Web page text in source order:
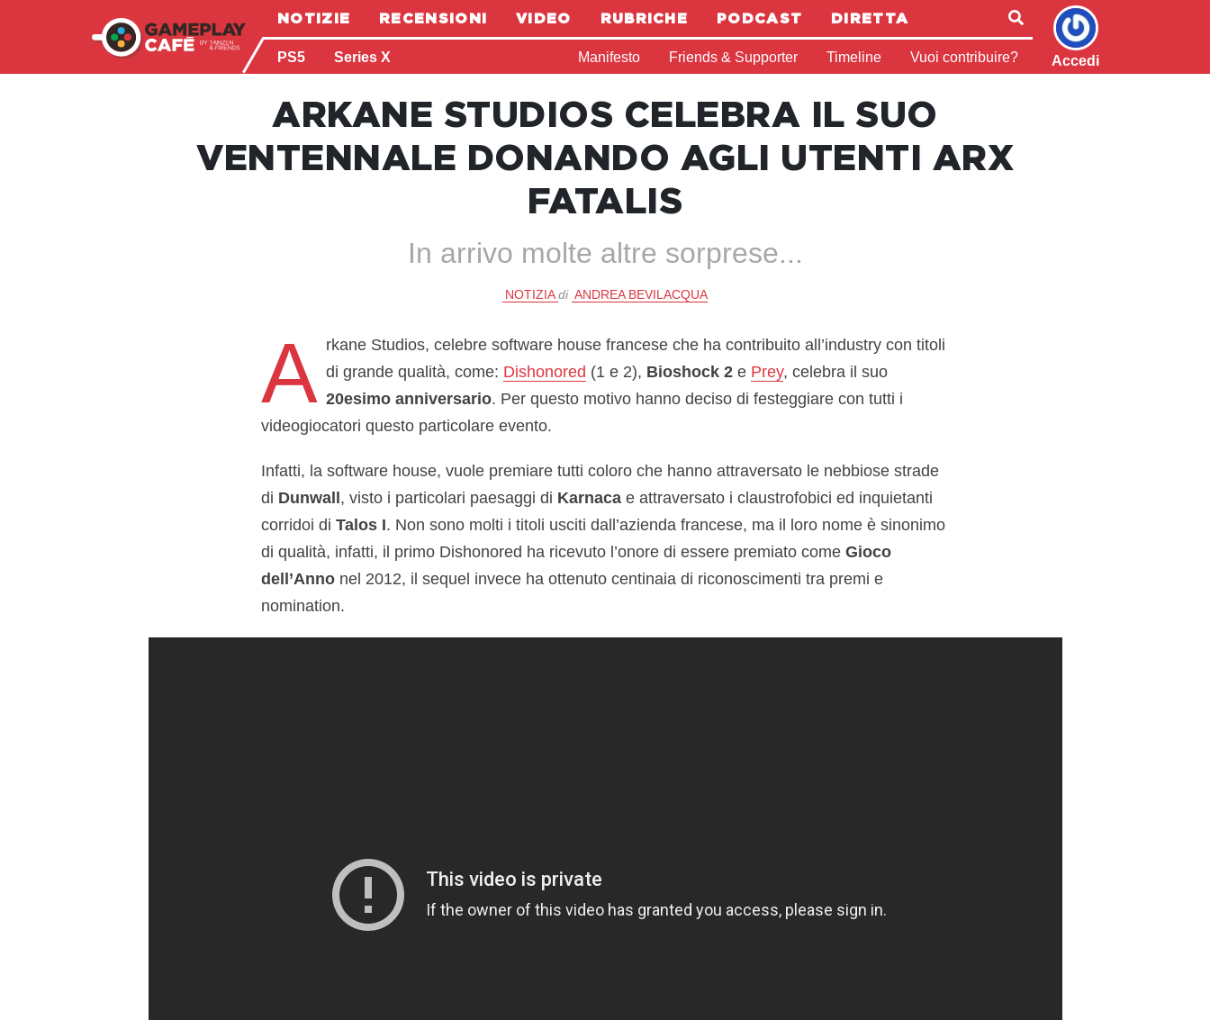
NOTIZIE RECENSIONI VIDEO RUBRICHE PODCAST DIRETTA
PS5 Series X Manifesto Friends & Supporter Timeline Vuoi contribuire? Accedi
ARKANE STUDIOS CELEBRA IL SUO
VENTENNALE DONANDO AGLI UTENTI ARX
FATALIS
In arrivo molte altre sorprese...
NOTIZIA di ANDREA BEVILACQUA
A rkane Studios, celebre software house francese che ha contribuito all’industry con titoli
di grande qualità, come: Dishonored (1 e 2), Bioshock 2e Prey, celebra il suo
20esimo anniversario. Per questo motivo hanno deciso di festeggiare con tutti i
videogiocatori questo particolare evento.
Infatti, la software house, vuole premiare tutti coloro che hanno attraversato le nebbiose strade
di Dunwall , visto i particolari paesaggi di Karnacae attraversato i claustrofobici ed inquietanti
corridoi di Talos I. Non sono molti i titoli usciti dall’azienda francese, ma il loro nome è sinonimo
di qualità, infatti, il primo Dishonored ha ricevuto l’onore di essere premiato come Gioco
dell’Annonel 2012, il sequel invece ha ottenuto centinaia di riconoscimenti tra premi e
nomination.